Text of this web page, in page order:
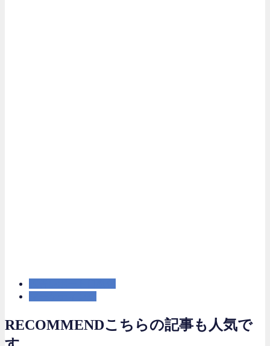
RECOMMENDこちらの記事も人気で